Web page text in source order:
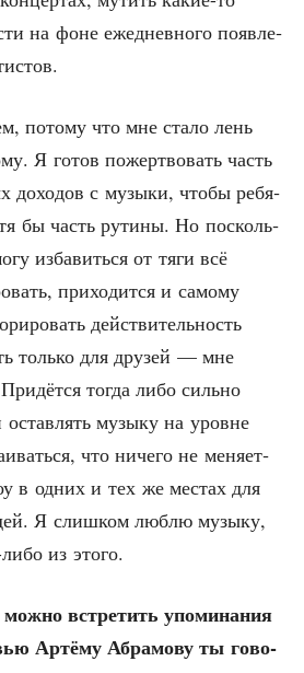
на фоне еже­днев­но­го появ­ле­
пото­му что мне ста­ло лень
Я готов пожерт­во­вать часть
дохо­дов с музы­ки, что­бы ребя­
бы часть рути­ны. Но посколь­
изба­вить­ся от тяги всё
при­хо­дит­ся и само­му
дей­стви­тель­ность
толь­ко для дру­зей — мне
тогда либо силь­но
музы­ку на уровне
что ниче­го не меня­ет­
в одних и тех же местах для
Я слиш­ком люб­лю музы­ку,
из этого.
встре­тить упо­ми­на­ния
Артё­му Абра­мо­ву ты гово­